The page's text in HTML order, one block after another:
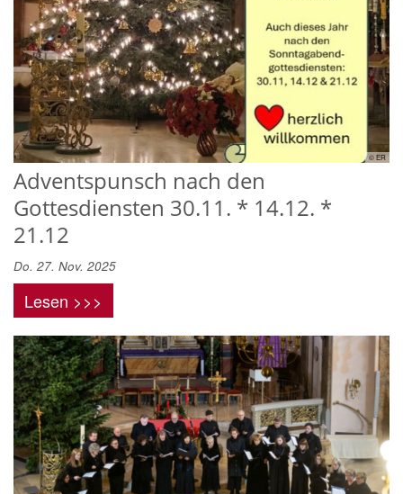
© ER
Adventspunsch nach den
Gottesdiensten 30.11. * 14.12. *
21.12
Do. 27. Nov. 2025
Lesen >>>